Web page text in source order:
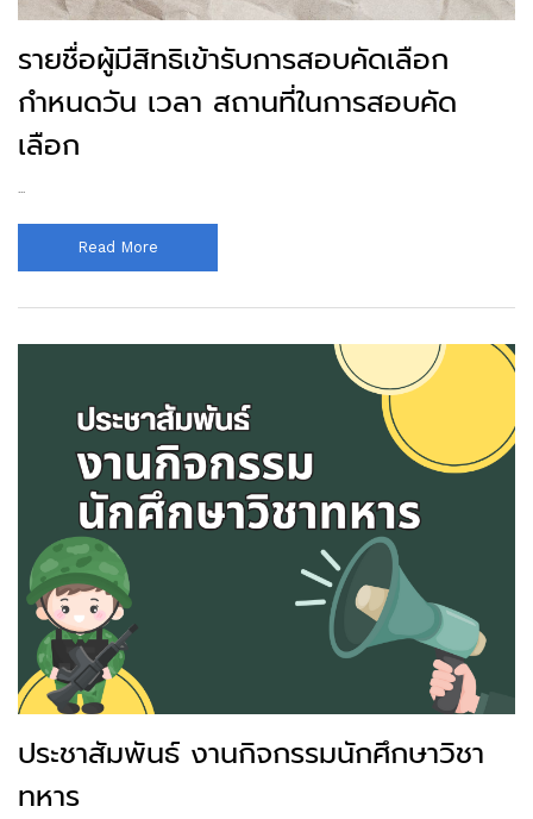
รายชื่อผู้มีสิทธิเข้ารับการสอบคัดเลือก
กำหนดวัน เวลา สถานที่ในการสอบคัด
เลือก
...
Read More
ประชาสัมพันธ์ งานกิจกรรมนักศึกษาวิชา
ทหาร